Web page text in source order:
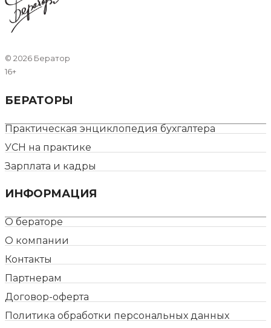
© 2026 Бератор
16+
БЕРАТОРЫ
Практическая энциклопедия бухгалтера
УСН на практике
Зарплата и кадры
ИНФОРМАЦИЯ
О бераторе
О компании
Контакты
Партнерам
Договор-оферта
Политика обработки персональных данных